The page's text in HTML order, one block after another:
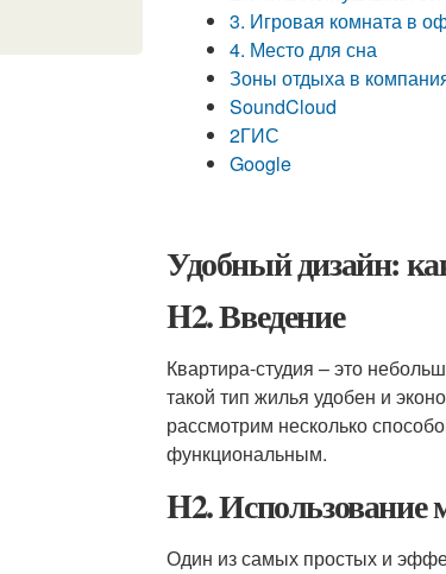
3. Игровая комната в
4. Место для сна
Зоны отдыха в
SoundCloud
2ГИС
Google
Удобный дизайн:
H2. Введение
Квартира-студия – это
такой тип жилья удобен и
рассмотрим несколько
функциональным.
H2. Использование
Один из самых простых и